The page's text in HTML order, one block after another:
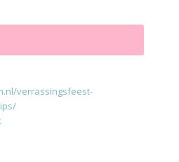
verrassingsfeest-